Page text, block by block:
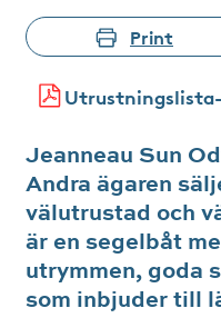
Print
Jeanneau Sun
Andra ägaren
välutrustad och
är en segelbåt
utrymmen, goda
som inbjuder till